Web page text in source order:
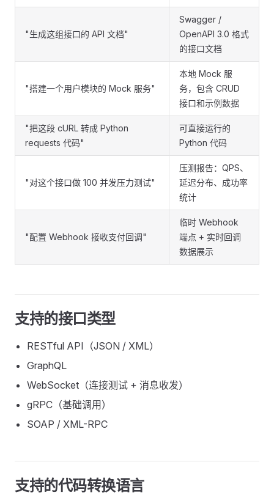
"生成这组接口的 API 文档"
Swagger /
OpenAPI 3.0 格式
的接口文档
"搭建一个用户模块的 Mock 服务"
本地 Mock 服
务，包含 CRUD
接口和示例数据
"把这段 cURL 转成 Python
requests 代码"
可直接运行的
Python 代码
"对这个接口做 100 并发压力测试"
压测报告：QPS、
延迟分布、成功率
统计
"配置 Webhook 接收支付回调"
临时 Webhook
端点 + 实时回调
数据展示
支持的接口类型
RESTful API（JSON / XML）
GraphQL
WebSocket（连接测试 + 消息收发）
gRPC（基础调用）
SOAP / XML-RPC
支持的代码转换语言